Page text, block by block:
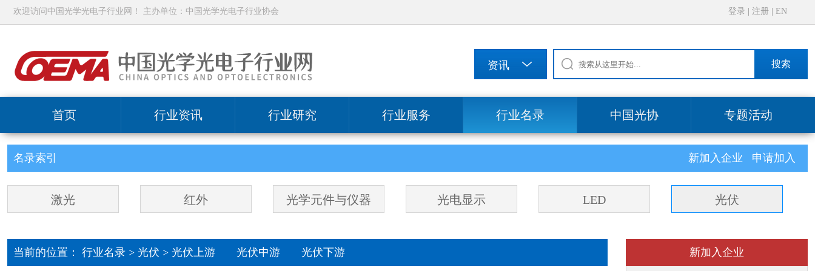
欢迎访问中国光学光电子行业网！ 主办单位：中国光学光电子行业协会 登录 注册 EN
搜索
首页 行业资讯 行业研究 行业服务 行业名录 中国光协 专题活动
名录索引 新加入企业 申请加入
激光 红外 光学元件与仪器 光电显示 LED 光伏
当前的位置： 行业名录 > 光伏 > 光伏上游 光伏中游 光伏下游 新加入企业